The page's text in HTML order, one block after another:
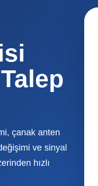
çanak anten
ve sinyal
hızlı